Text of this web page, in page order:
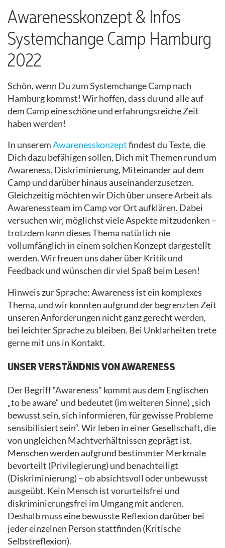
Awarenesskonzept & Infos
Systemchange Camp Hamburg
2022
Schön, wenn Du zum Systemchange Camp nach
Hamburg kommst! Wir hoffen, dass du und alle auf
dem Camp eine schöne und erfahrungsreiche Zeit
haben werden!
In unseremAwarenesskonzeptfindest du Texte, die
Dich dazu befähigen sollen, Dich mit Themen rund um
Awareness, Diskriminierung, Miteinander auf dem
Camp und darüber hinaus auseinanderzusetzen.
Gleichzeitig möchten wir Dich über unsere Arbeit als
Awarenessteam im Camp vor Ort aufklären. Dabei
versuchen wir, möglichst viele Aspekte mitzudenken –
trotzdem kann dieses Thema natürlich nie
vollumfänglich in einem solchen Konzept dargestellt
werden. Wir freuen uns daher über Kritik und
Feedback und wünschen dir viel Spaß beim Lesen!
Hinweis zur Sprache: Awareness ist ein komplexes
Thema, und wir konnten aufgrund der begrenzten Zeit
unseren Anforderungen nicht ganz gerecht werden,
bei leichter Sprache zu bleiben. Bei Unklarheiten trete
gerne mit uns in Kontakt.
UNSER VERSTÄNDNIS VON AWARENESS
Der Begriff “Awareness” kommt aus dem Englischen
„to be aware“ und bedeutet (im weiteren Sinne) „sich
bewusst sein, sich informieren, für gewisse Probleme
sensibilisiert sein“. Wir leben in einer Gesellschaft, die
von ungleichen Machtverhältnissen geprägt ist.
Menschen werden aufgrund bestimmter Merkmale
bevorteilt (Privilegierung) und benachteiligt
(Diskriminierung) – ob absichtsvoll oder unbewusst
ausgeübt. Kein Mensch ist vorurteilsfrei und
diskriminierungsfrei im Umgang mit anderen.
Deshalb muss eine bewusste Reflexion darüber bei
jeder einzelnen Person stattfinden (Kritische
Selbstreflexion).